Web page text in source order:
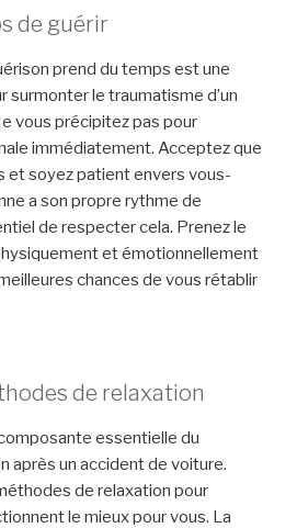
de guérir
prend du temps est une
le traumatisme d’un
vous précipitez pas pour
immédiatement. Acceptez que
et soyez patient envers vous-
a son propre rythme de
de respecter cela. Prenez le
et émotionnellement
chances de vous rétablir
de relaxation
essentielle du
après un accident de voiture.
de relaxation pour
le mieux pour vous. La